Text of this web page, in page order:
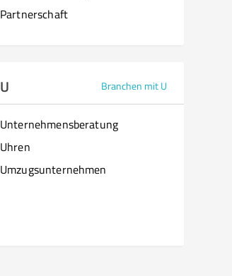
Partnerschaft
U Branchen mit U
Unternehmensberatung
Uhren
Umzugsunternehmen